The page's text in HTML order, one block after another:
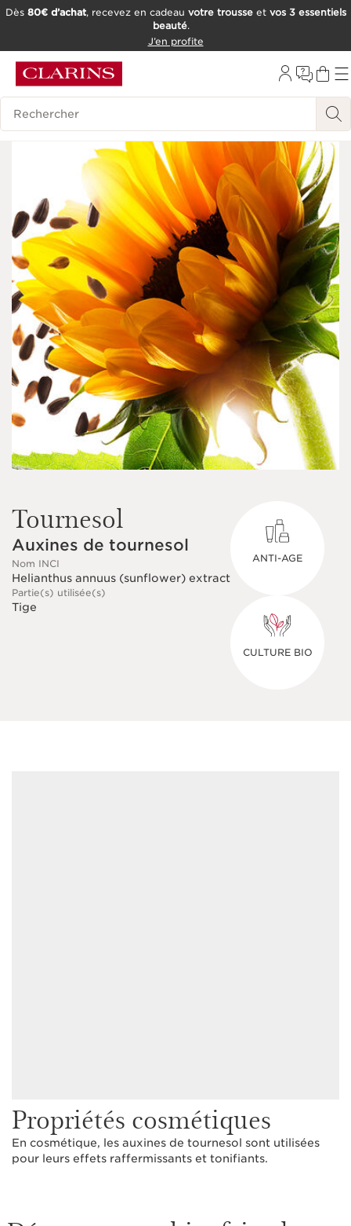
OUTIL D'ACCESSIBILITÉ
Dès 80€ d’achat, recevez en cadeau votre trousseet vos 3 essentiels
beauté.
J’en profite
Historique des recherches
Tournesol
Auxines de tournesol
Nom INCI
Helianthus annuus (sunflower) extract
Partie(s) utilisée(s)
Tige
ANTI-AGE
CULTURE BIO
Propriétés cosmétiques
En cosmétique, les auxines de tournesol sont utilisées
pour leurs effets raffermissants et tonifiants.